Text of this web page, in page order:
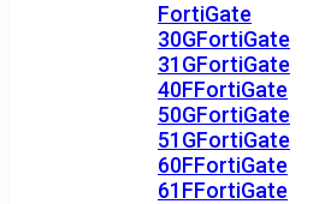
FortiGate
30GFortiGate
31GFortiGate
40FFortiGate
50GFortiGate
51GFortiGate
60FFortiGate
61FFortiGate